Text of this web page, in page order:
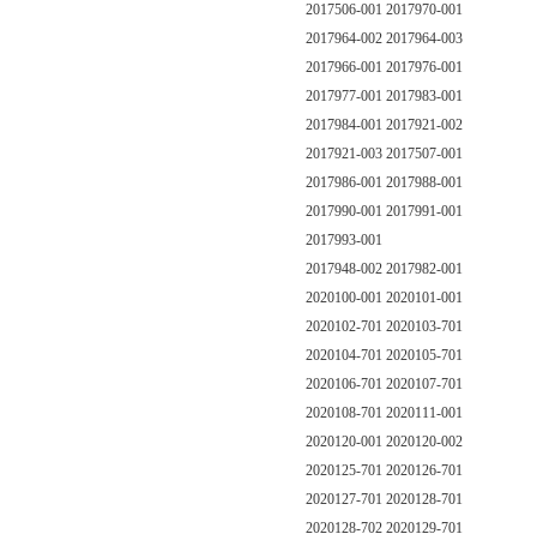
2017506-001 2017970-001
2017964-002 2017964-003
2017966-001 2017976-001
2017977-001 2017983-001
2017984-001 2017921-002
2017921-003 2017507-001
2017986-001 2017988-001
2017990-001 2017991-001
2017993-001
2017948-002 2017982-001
2020100-001 2020101-001
2020102-701 2020103-701
2020104-701 2020105-701
2020106-701 2020107-701
2020108-701 2020111-001
2020120-001 2020120-002
2020125-701 2020126-701
2020127-701 2020128-701
2020128-702 2020129-701